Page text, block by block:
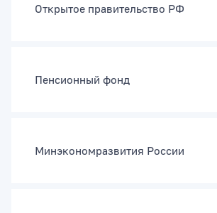
Открытое правительство РФ
Пенсионный фонд
Минэкономразвития России